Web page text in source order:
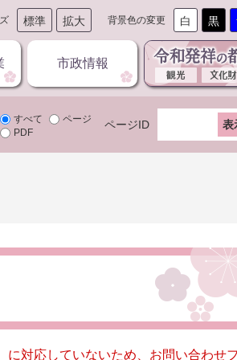
標準 拡大 背景色の変更 白 黒
市政情報
すべて
ページ
PDF
ページID
対応していないため、お問い合わせ